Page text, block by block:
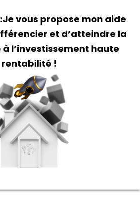
vous propose mon aide
et d’atteindre la
l’investissement haute
rentabilité !